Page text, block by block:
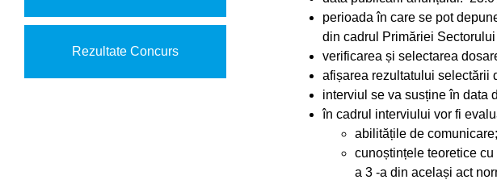
Hartă lucări edilitare
Alte informații
Rezultate Concurs
perioada în care se pot
din cadrul Primăriei Sectorului
verificarea și selectarea
afișarea rezultatului selectării
interviul se va susține în data
în cadrul interviului vor fi
abilitățile de comunicare;
cunoștințele teoretice
a 3 -a din același act